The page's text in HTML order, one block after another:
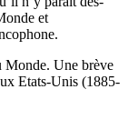
et
Une brève
Etats-Unis (1885-